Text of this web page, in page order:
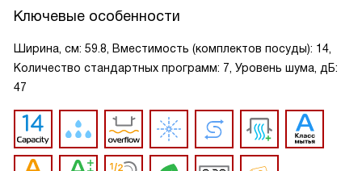
Ключевые особенности
Ширина, см: 59.8, Вместимость (комплектов посуды): 14,
Количество стандартных программ: 7, Уровень шума, дБ:
47